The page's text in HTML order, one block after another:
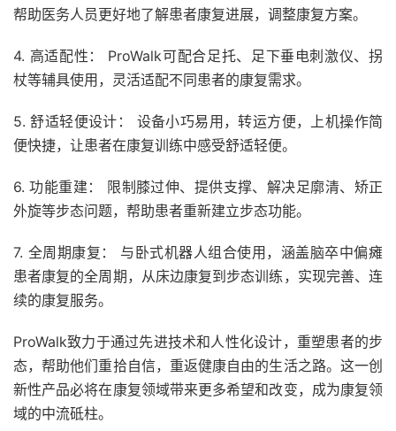
帮助医务人员更好地了解患者康复进展，调整康复方案。
4. 高适配性： ProWalk可配合足托、足下垂电刺激仪、拐
杖等辅具使用，灵活适配不同患者的康复需求。
5. 舒适轻便设计： 设备小巧易用，转运方便，上机操作简
便快捷，让患者在康复训练中感受舒适轻便。
6. 功能重建： 限制膝过伸、提供支撑、解决足廓清、矫正
外旋等步态问题，帮助患者重新建立步态功能。
7. 全周期康复： 与卧式机器人组合使用，涵盖脑卒中偏瘫
患者康复的全周期，从床边康复到步态训练，实现完善、连
续的康复服务。
ProWalk致力于通过先进技术和人性化设计，重塑患者的步
态，帮助他们重拾自信，重返健康自由的生活之路。这一创
新性产品必将在康复领域带来更多希望和改变，成为康复领
域的中流砥柱。